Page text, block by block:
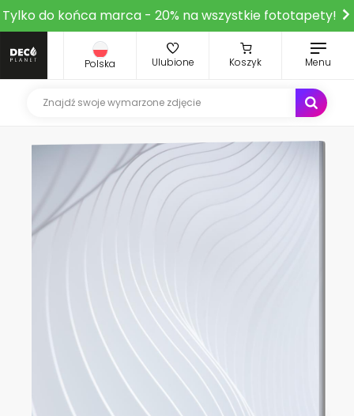
Tylko do końca marca - 20% na wszystkie fototapety!
Polska Ulubione Koszyk Menu